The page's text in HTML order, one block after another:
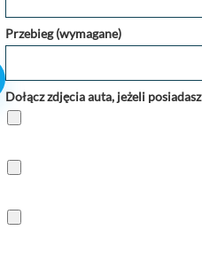
Przebieg (wymagane)
Dołącz zdjęcia auta, jeżeli posiadasz